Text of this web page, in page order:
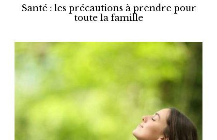
Santé : les précautions à prendre pour
toute la famille